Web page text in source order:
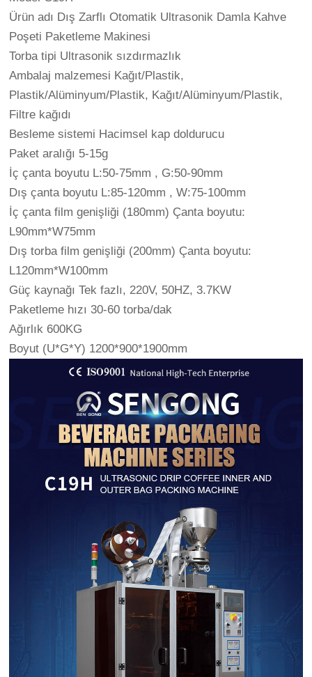
Ürün adı Dış Zarflı Otomatik Ultrasonik Damla Kahve
Poşeti Paketleme Makinesi
Torba tipi Ultrasonik sızdırmazlık
Ambalaj malzemesi Kağıt/Plastik,
Plastik/Alüminyum/Plastik, Kağıt/Alüminyum/Plastik,
Filtre kağıdı
Besleme sistemi Hacimsel kap doldurucu
Paket aralığı 5-15g
İç çanta boyutu L:50-75mm , G:50-90mm
Dış çanta boyutu L:85-120mm , W:75-100mm
İç çanta film genişliği (180mm) Çanta boyutu:
L90mm*W75mm
Dış torba film genişliği (200mm) Çanta boyutu:
L120mm*W100mm
Güç kaynağı Tek fazlı, 220V, 50HZ, 3.7KW
Paketleme hızı 30-60 torba/dak
Ağırlık 600KG
Boyut (U*G*Y) 1200*900*1900mm